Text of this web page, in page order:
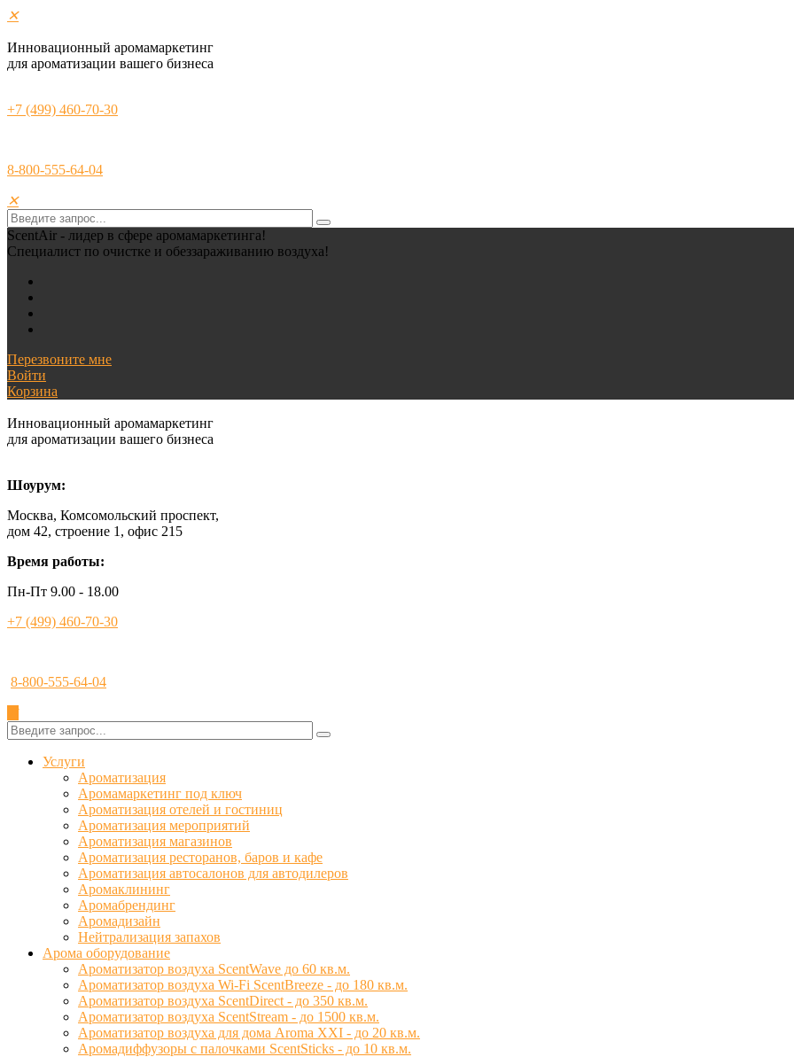
✕
Инновационный аромамаркетинг
для ароматизации вашего бизнеса
+7 (499) 460-70-30
8-800-555-64-04
✕
ScentAir - лидер в сфере аромамаркетинга!
Специалист по очистке и обеззараживанию воздуха!
Перезвоните мне
Войти
Корзина
Инновационный аромамаркетинг
для ароматизации вашего бизнеса
Шоурум:
Москва, Комсомольский проспект,
дом 42, строение 1, офис 215
Время работы:
Пн-Пт 9.00 - 18.00
+7 (499) 460-70-30
8-800-555-64-04
Услуги
Ароматизация
Аромамаркетинг под ключ
Ароматизация отелей и гостиниц
Ароматизация мероприятий
Ароматизация магазинов
Ароматизация ресторанов, баров и кафе
Ароматизация автосалонов для автодилеров
Аромаклининг
Аромабрендинг
Аромадизайн
Нейтрализация запахов
Арома оборудование
Ароматизатор воздуха ScentWave до 60 кв.м.
Ароматизатор воздуха Wi-Fi ScentBreeze - до 180 кв.м.
Ароматизатор воздуха ScentDirect - до 350 кв.м.
Ароматизатор воздуха ScentStream - до 1500 кв.м.
Ароматизатор воздуха для дома Aroma XXI - до 20 кв.м.
Аромадиффузоры с палочками ScentSticks - до 10 кв.м.